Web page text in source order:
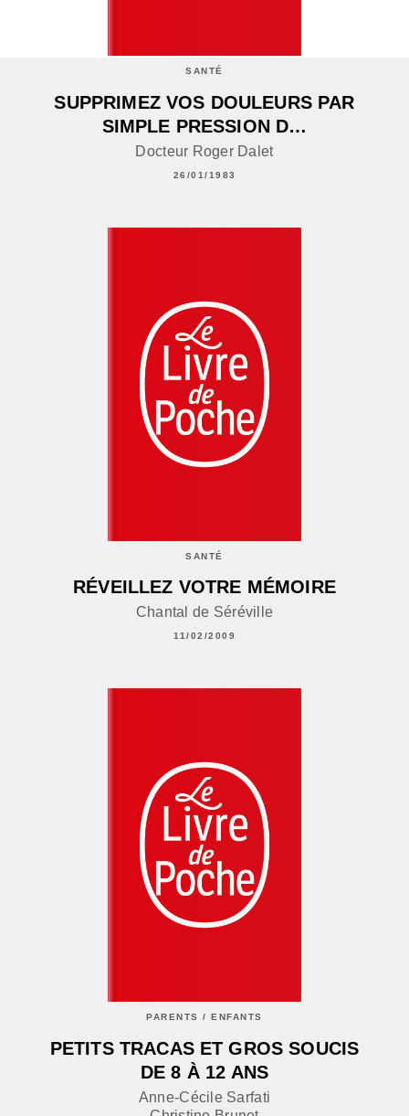
SANTÉ
SUPPRIMEZ VOS DOULEURS PAR
SIMPLE PRESSION D…
Docteur Roger Dalet
26/01/1983
SANTÉ
RÉVEILLEZ VOTRE MÉMOIRE
Chantal de Séréville
11/02/2009
PARENTS / ENFANTS
PETITS TRACAS ET GROS SOUCIS
DE 8 À 12 ANS
Anne-Cécile Sarfati